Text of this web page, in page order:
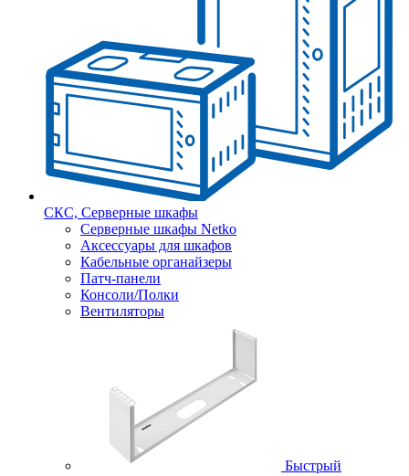
СКС, Серверные шкафы
Серверные шкафы Netko
Аксессуары для шкафов
Кабельные органайзеры
Патч-панели
Консоли/Полки
Вентиляторы
Быстрый